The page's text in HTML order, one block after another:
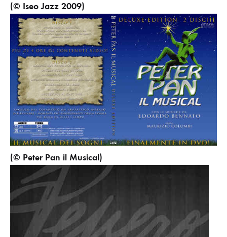
(© Iseo Jazz 2009)
(© Peter Pan il Musical)